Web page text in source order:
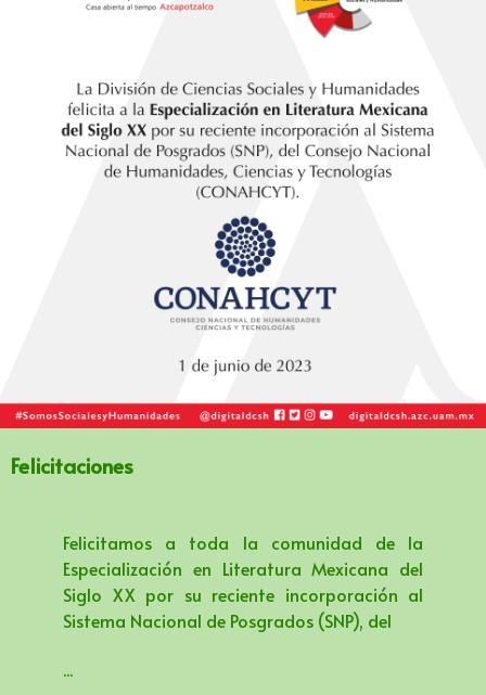
Felicitaciones
Felicitamos a toda la comunidad de la
Especialización en Literatura Mexicana del
Siglo XX por su reciente incorporación al
Sistema Nacional de Posgrados (SNP), del
...